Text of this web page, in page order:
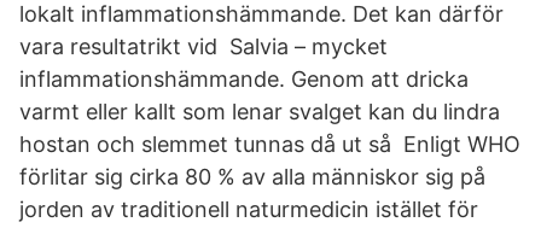
lokalt inflammationshämmande. Det kan därför
vara resultatrikt vid Salvia – mycket
inflammationshämmande. Genom att dricka
varmt eller kallt som lenar svalget kan du lindra
hostan och slemmet tunnas då ut så Enligt WHO
förlitar sig cirka 80 % av alla människor sig på
jorden av traditionell naturmedicin istället för